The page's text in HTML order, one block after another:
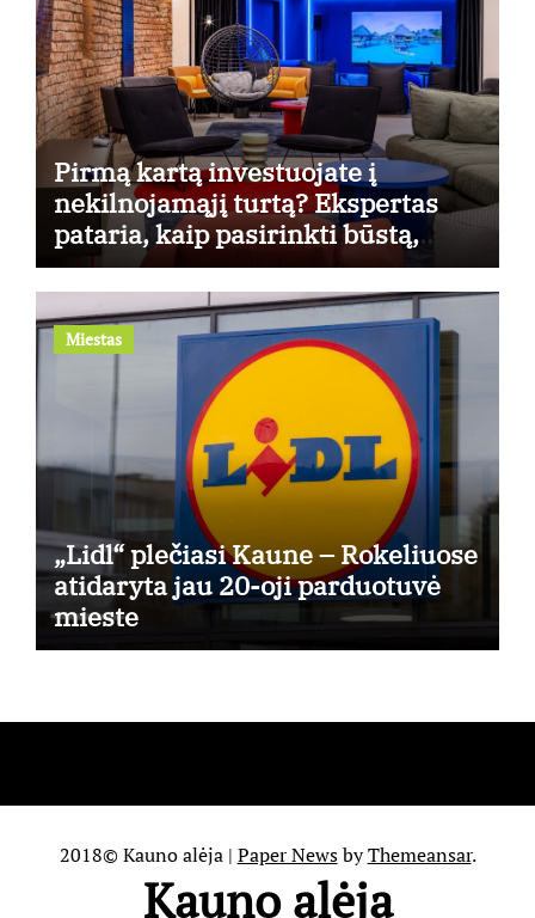
Pirmą kartą investuojate į
nekilnojamąjį turtą? Ekspertas
pataria, kaip pasirinkti būstą,
kuris generuos grąžą
Miestas
„Lidl“ plečiasi Kaune – Rokeliuose
atidaryta jau 20-oji parduotuvė
mieste
2018© Kauno alėja | Paper NewsbyThemeansar.
Kauno alėja